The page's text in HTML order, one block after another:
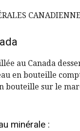
au Canada
en bouteille
bouteille sur le
minérale :